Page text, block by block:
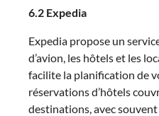
6.2 Expedia
Expedia propose un
d’avion, les hôtels et les
facilite la planification de
réservations d’hôtels
destinations, avec